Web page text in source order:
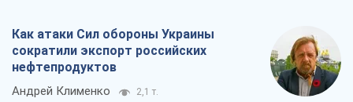
Как атаки Сил обороны Украины
сократили экспорт российских
нефтепродуктов
Андрей Клименко 2,1 т.